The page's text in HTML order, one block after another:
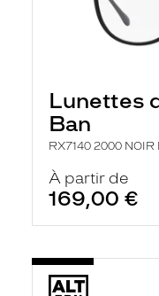
Lunettes
Ban
RX7140 2000
À partir de
169,00 €